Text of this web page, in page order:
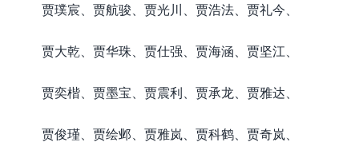
贾璞宸、贾航骏、贾光川、贾浩法、贾礼今、
贾大乾、贾华珠、贾仕强、贾海涵、贾坚江、
贾奕楷、贾墨宝、贾震利、贾承龙、贾雅达、
贾俊瑾、贾绘邺、贾雅岚、贾科鹤、贾奇岚、